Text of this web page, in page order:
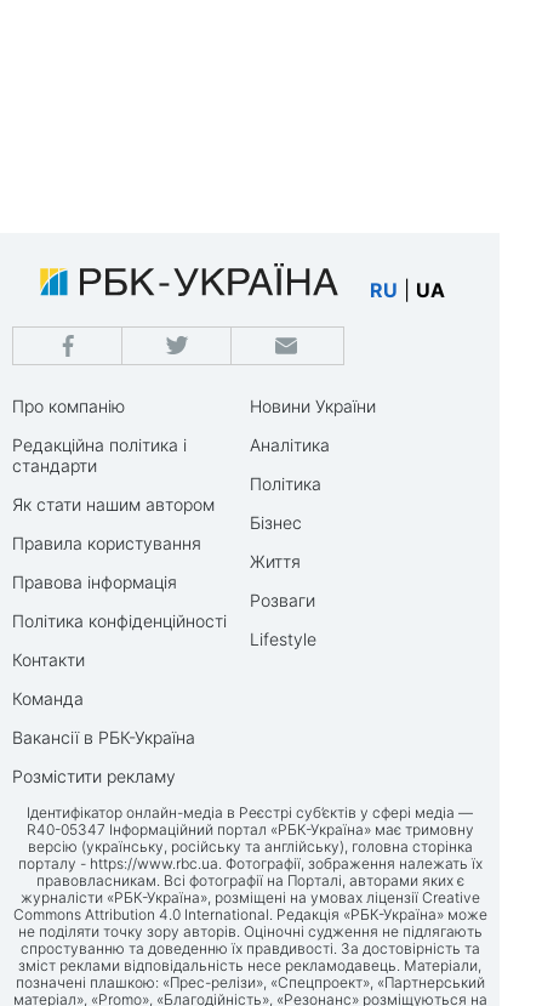
RU UA
Про компанію
Редакційна політика і
стандарти
Як стати нашим автором
Правила користування
Правова інформація
Політика конфіденційності
Контакти
Команда
Вакансії в РБК-Україна
Розмістити рекламу
Новини України
Аналітика
Політика
Бізнес
Життя
Розваги
Lifestyle
Ідентифікатор онлайн-медіа в Реєстрі суб’єктів у сфері медіа —
R40-05347 Інформаційний портал «РБК-Україна» має тримовну
версію (українську, російську та англійську), головна сторінка
порталу - https://www.rbc.ua. Фотографії, зображення належать їх
правовласникам. Всі фотографії на Порталі, авторами яких є
журналісти «РБК-Україна», розміщені на умовах ліцензії Creative
Commons Attribution 4.0 International. Редакція «РБК-Україна» може
не поділяти точку зору авторів. Оціночні судження не підлягають
спростуванню та доведенню їх правдивості. За достовірність та
зміст реклами відповідальність несе рекламодавець. Матеріали,
позначені плашкою: «Прес-релізи», «Спецпроект», «Партнерський
матеріал», «Promo», «Благодійність», «Резонанс» розміщуються на